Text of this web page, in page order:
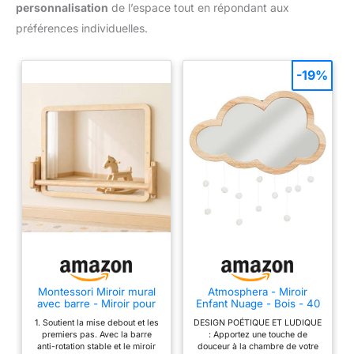
personnalisation de l’espace tout en répondant aux
préférences individuelles.
Montessori Miroir mural
avec barre - Miroir pour
- Pour apprendre à se
lever et à marcher -
Miroir mural sûr avec
1. Soutient la mise debout et les
premiers pas. Avec la barre
anti-rotation stable et le miroir
Atmosphera - Miroir
Enfant Nuage - Bois - 40
x 36 cm - avec Pompons
- Décoration Murale pour
Chambre
DESIGN POÉTIQUE ET LUDIQUE
: Apportez une touche de
douceur à la chambre de votre
-19%